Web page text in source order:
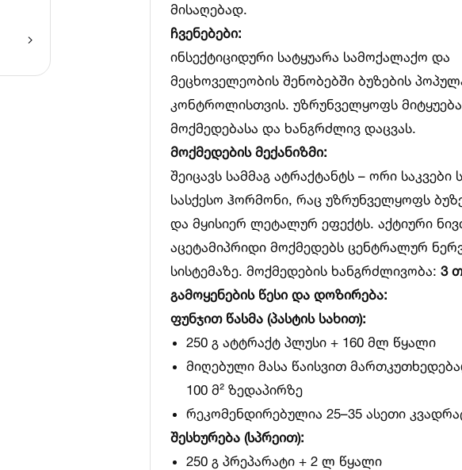
მისაღებად.
ჩვენებები:
ინსექტიციდური სატყუარა სამოქალაქო და
მეცხოველეობის შენობებში ბუზების
კონტროლისთვის. უზრუნველყოფს
მოქმედებასა და ხანგრძლივ დაცვას.
მოქმედების მექანიზმი:
შეიცავს სამმაგ ატრაქტანტს – ორი საკვები
სასქესო ჰორმონი, რაც უზრუნველყოფს
და მყისიერ ლეტალურ ეფექტს. აქტიური
აცეტამიპრიდი მოქმედებს ცენტრალურ
სისტემაზე. მოქმედების ხანგრძლივობა: 3
გამოყენების წესი და დოზირება:
ფუნჯით წასმა (პასტის სახით):
250 გ ატტრაქტ პლუსი + 160 მლ წყალი
მიღებული მასა წაისვით
100 მ² ზედაპირზე
რეკომენდირებულია 25–35 ასეთი
შესხურება (სპრეით):
250 გ პრეპარატი + 2 ლ წყალი